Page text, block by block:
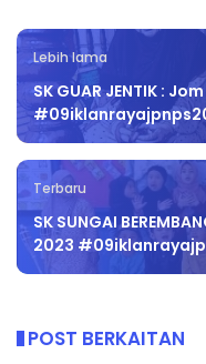
Lebih lama
SK GUAR JENTIK :
Terbaru
SK SUNGAI
2023
POST BERKAITAN